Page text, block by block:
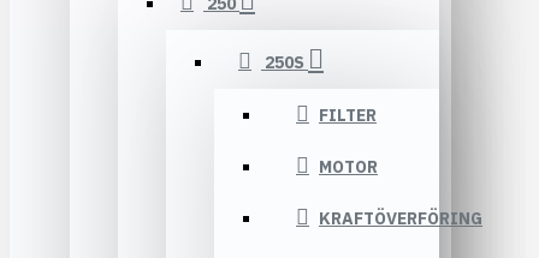
250S
FILTER
MOTOR
KRAFTÖVERFÖRING